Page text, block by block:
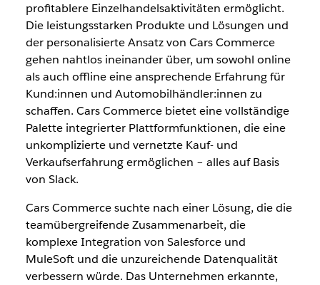
profitablere Einzelhandelsaktivitäten ermöglicht.
Die leistungsstarken Produkte und Lösungen und
der personalisierte Ansatz von Cars Commerce
gehen nahtlos ineinander über, um sowohl online
als auch offline eine ansprechende Erfahrung für
Kund:innen und Automobilhändler:innen zu
schaffen. Cars Commerce bietet eine vollständige
Palette integrierter Plattformfunktionen, die eine
unkomplizierte und vernetzte Kauf- und
Verkaufserfahrung ermöglichen – alles auf Basis
von Slack.
Cars Commerce suchte nach einer Lösung, die die
teamübergreifende Zusammenarbeit, die
komplexe Integration von Salesforce und
MuleSoft und die unzureichende Datenqualität
verbessern würde. Das Unternehmen erkannte,